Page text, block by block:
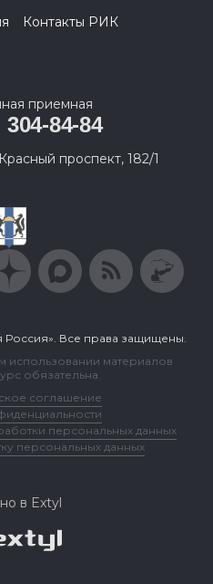
Контакты РИК
приемная
304-84-84
проспект, 182/1
Россия». Все права защищены.
использовании материалов
обязательна.
соглашение
персональных данных
персональных данных
в Extyl